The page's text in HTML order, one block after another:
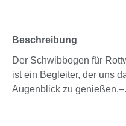
Beschreibung
Der Schwibbogen für
ist ein Begleiter, der uns
Augenblick zu